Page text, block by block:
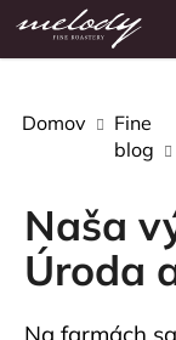
na
obsah
Domov
Fine
blog
Naša
Úroda
Na farmách
Späť
Späť
Č
o
t
r
e